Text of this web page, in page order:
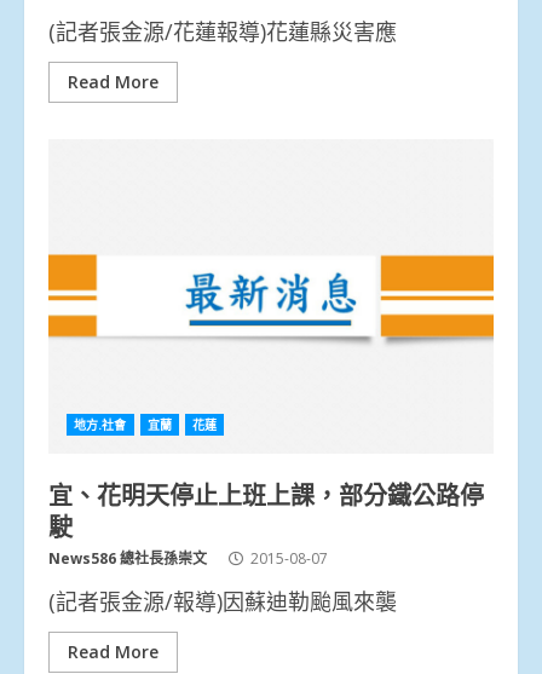
(記者張金源/花蓮報導)花蓮縣災害應
Read More
地方.社會 宜蘭 花蓮
宜、花明天停止上班上課，部分鐵公路停
駛
News586 總社長孫崇文 2015-08-07
(記者張金源/報導)因蘇迪勒颱風來襲
Read More